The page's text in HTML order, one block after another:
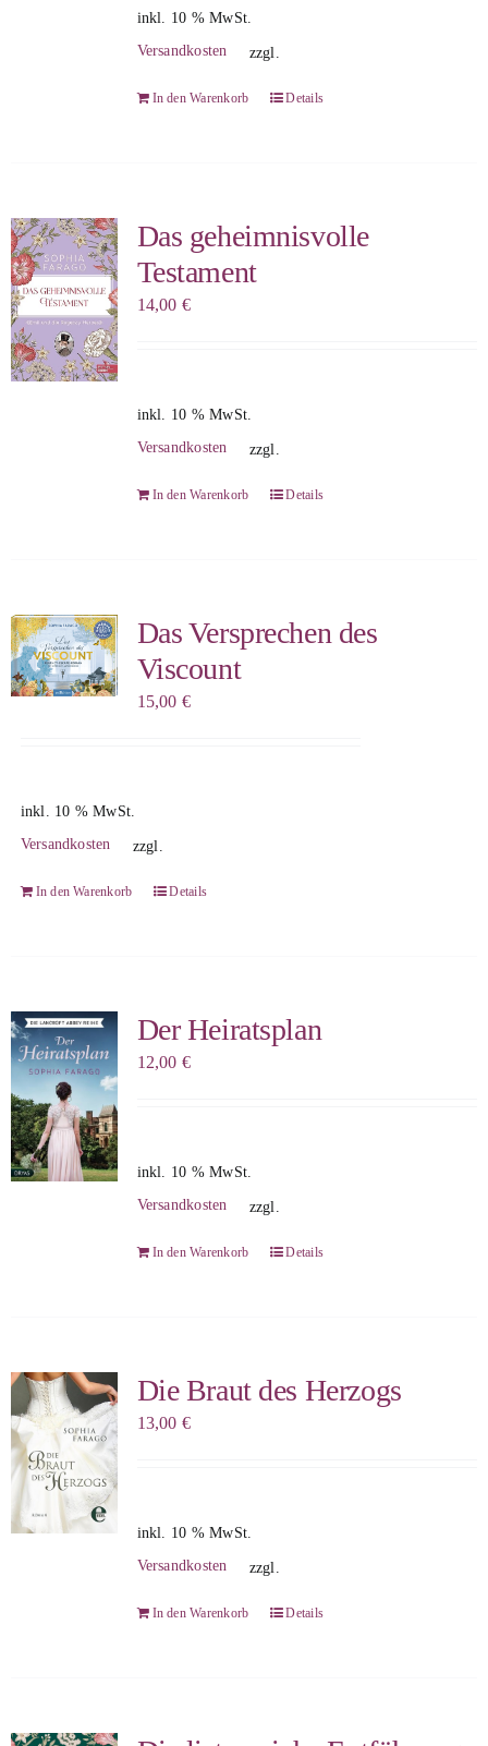
inkl. 10 % MwSt.
zzgl.
Versandkosten
In den Warenkorb Details
Das geheimnisvolle
Testament
14,00 €
inkl. 10 % MwSt.
zzgl.
Versandkosten
In den Warenkorb Details
Das Versprechen des
Viscount
15,00 €
inkl. 10 % MwSt.
zzgl.
Versandkosten
In den Warenkorb Details
Der Heiratsplan
12,00 €
inkl. 10 % MwSt.
zzgl.
Versandkosten
In den Warenkorb Details
Die Braut des Herzogs
13,00 €
inkl. 10 % MwSt.
zzgl.
Versandkosten
In den Warenkorb Details